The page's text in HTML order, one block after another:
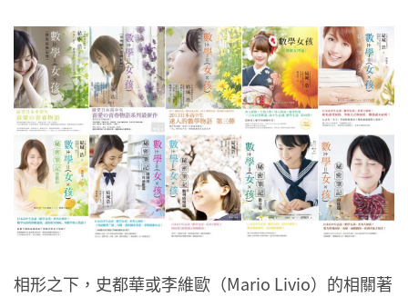
相形之下，史都華或李維歐（Mario Livio）的相關著